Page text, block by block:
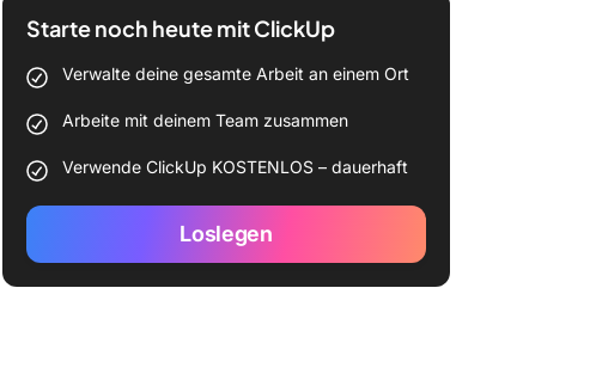
Starte noch heute mit ClickUp
Verwalte deine gesamte Arbeit an einem Ort
Arbeite mit deinem Team zusammen
Verwende ClickUp KOSTENLOS – dauerhaft
Loslegen